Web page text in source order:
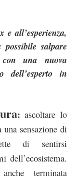
all’esperienza,
salpare
una nuova
dell’esperto in
:ascoltare lo
sensazione di
di sentirsi
dell’ecosistema.
terminata